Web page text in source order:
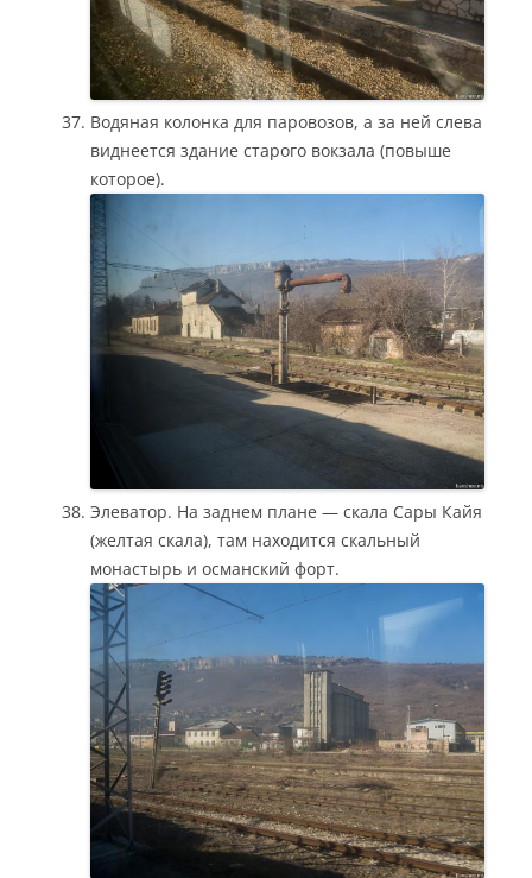
Водяная колонка для паровозов, а за ней слева
виднеется здание старого вокзала (повыше
которое).
Элеватор. На заднем плане — скала Сары Кайя
(желтая скала), там находится скальный
монастырь и османский форт.